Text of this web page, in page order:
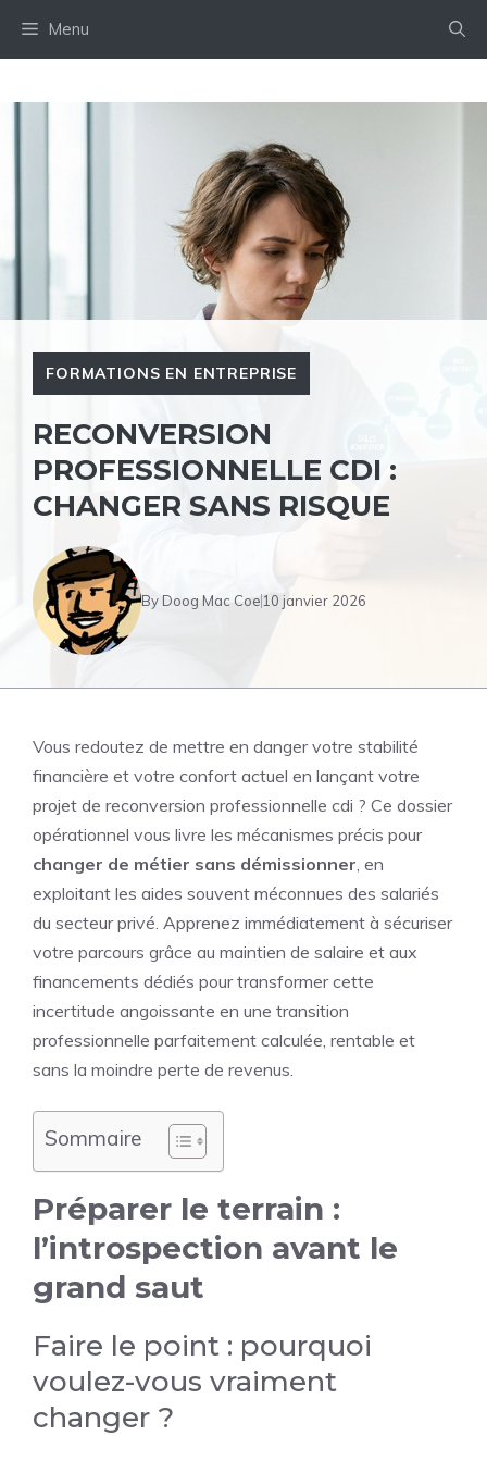
Menu
FORMATIONS EN ENTREPRISE
RECONVERSION
PROFESSIONNELLE CDI :
CHANGER SANS RISQUE
ByDoog Mac Coe10 janvier 2026
Vous redoutez de mettre en danger votre stabilité
financière et votre confort actuel en lançant votre
projet de reconversion professionnelle cdi ? Ce dossier
opérationnel vous livre les mécanismes précis pour
changer de métier sans démissionner, en
exploitant les aides souvent méconnues des salariés
du secteur privé. Apprenez immédiatement à sécuriser
votre parcours grâce au maintien de salaire et aux
financements dédiés pour transformer cette
incertitude angoissante en une transition
professionnelle parfaitement calculée, rentable et
sans la moindre perte de revenus.
Sommaire
Préparer le terrain :
l’introspection avant le
grand saut
Faire le point : pourquoi
voulez-vous vraiment
changer ?